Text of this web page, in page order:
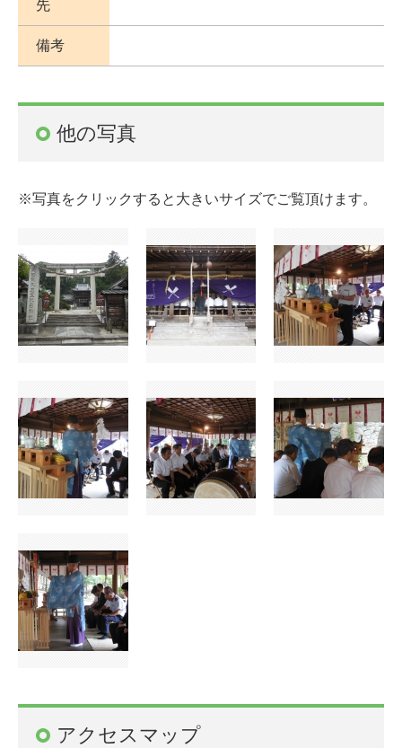
先
備考
他の写真
※写真をクリックすると大きいサイズでご覧頂けます。
アクセスマップ